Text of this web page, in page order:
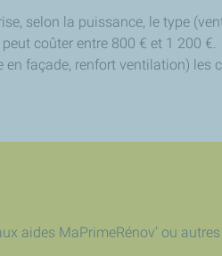
selon la puissance, le type
coûter entre 800 € et 1 200 €.
façade, renfort ventilation) les
aides MaPrimeRénov’ ou autres